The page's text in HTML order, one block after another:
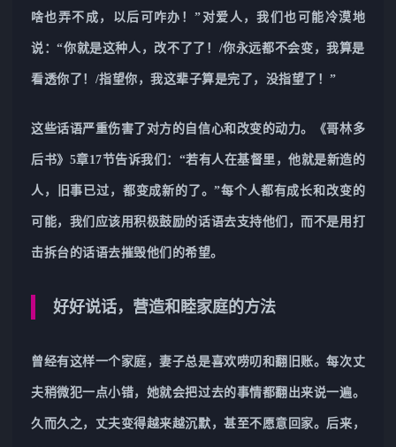
啥也弄不成，以后可咋办！”对爱人，我们也可能冷漠地
说：“你就是这种人，改不了了！/你永远都不会变，我算是
看透你了！/指望你，我这辈子算是完了，没指望了！”
这些话语严重伤害了对方的自信心和改变的动力。《哥林多
后书》5章17节告诉我们：“若有人在基督里，他就是新造的
人，旧事已过，都变成新的了。”每个人都有成长和改变的
可能，我们应该用积极鼓励的话语去支持他们，而不是用打
击拆台的话语去摧毁他们的希望。
好好说话，营造和睦家庭的方法
曾经有这样一个家庭，妻子总是喜欢唠叨和翻旧账。每次丈
夫稍微犯一点小错，她就会把过去的事情都翻出来说一遍。
久而久之，丈夫变得越来越沉默，甚至不愿意回家。后来，